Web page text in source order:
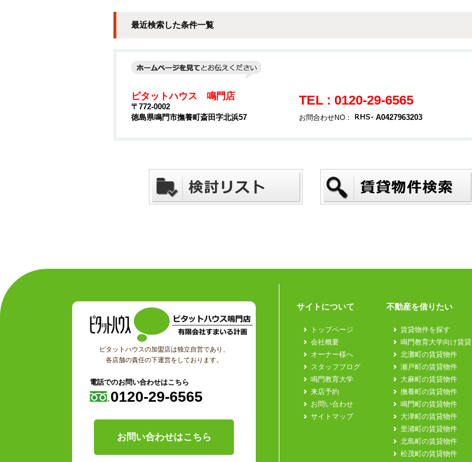
最近検索した条件一覧
ピタットハウス 鳴門店
〒772-0002
徳島県鳴門市撫養町斎田字北浜57
TEL : 0120-29-6565
お問合わせNO： A0427963203
ピタットハウスの加盟店は独立自営であり、
各店舗の責任の下運営をしております。
電話でのお問い合わせはこちら
0120-29-6565
お問い合わせはこちら
サイトについて
トップページ
会社概要
オーナー様へ
スタッフブログ
鳴門教育大学
来店予約
お問い合わせ
サイトマップ
不動産を借りたい
賃貸物件を探す
鳴門教育大学向け賃貸
北灘町の賃貸物件
瀬戸町の賃貸物件
大麻町の賃貸物件
撫養町の賃貸物件
鳴門町の賃貸物件
大津町の賃貸物件
里浦町の賃貸物件
北島町の賃貸物件
松茂町の賃貸物件